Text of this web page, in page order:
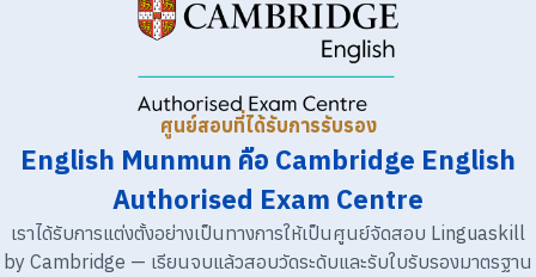
ศูนย์สอบที่ได้รับการรับรอง
English Munmun คือ Cambridge English
Authorised Exam Centre
เราได้รับการแต่งตั้งอย่างเป็นทางการให้เป็นศูนย์จัดสอบ Linguaskill
by Cambridge — เรียนจบแล้วสอบวัดระดับและรับใบรับรองมาตรฐาน